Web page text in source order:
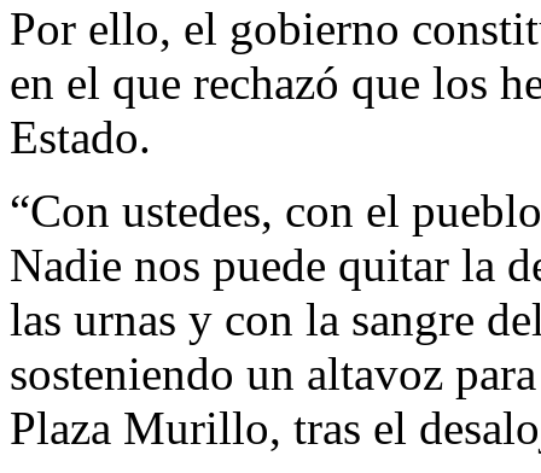
Por ello, el gobierno
en el que rechazó que los
Estado.
“Con ustedes, con el
Nadie nos puede quitar la
las urnas y con la sangre
sosteniendo un altavoz
Plaza Murillo, tras el